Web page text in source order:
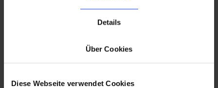
Details
Über Cookies
Diese Webseite verwendet Cookies
Con byrd puoi usufruire di
prezzi per grandi quantità e di
una stretta collaborazione con